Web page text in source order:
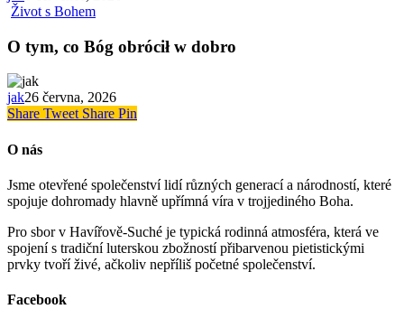
Život s Bohem
O tym, co Bóg obrócił w dobro
jak26 června, 2026
Share Tweet Share Pin
O nás
Jsme otevřené společenství lidí různých generací a národností, které
spojuje dohromady hlavně upřímná víra v trojjediného Boha.
Pro sbor v Havířově-Suché je typická rodinná atmosféra, která ve
spojení s tradiční luterskou zbožností přibarvenou pietistickými
prvky tvoří živé, ačkoliv nepříliš početné společenství.
Facebook